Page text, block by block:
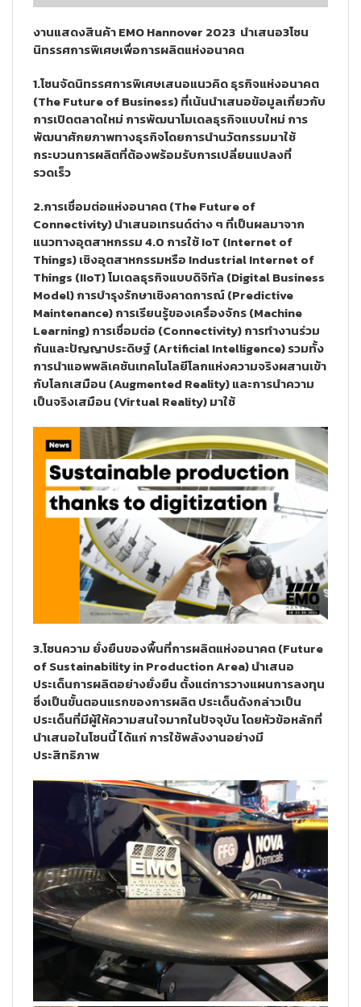
งานแสดงสินค้า EMO Hannover 2023 นำเสนอ3โซน
นิทรรศการพิเศษเพื่อการผลิตแห่งอนาคต
1.โซนจัดนิทรรศการพิเศษเสนอแนวคิด ธุรกิจแห่งอนาคต
(The Future of Business) ที่เน้นนำเสนอข้อมูลเกี่ยวกับ
การเปิดตลาดใหม่ การพัฒนาโมเดลธุรกิจแบบใหม่ การ
พัฒนาศักยภาพทางธุรกิจโดยการนำนวัตกรรมมาใช้
กระบวนการผลิตที่ต้องพร้อมรับการเปลี่ยนแปลงที่
รวดเร็ว
2.การเชื่อมต่อแห่งอนาคต (The Future of
Connectivity) นำเสนอเทรนด์ต่าง ๆ ที่เป็นผลมาจาก
แนวทางอุตสาหกรรม 4.0 การใช้ IoT (Internet of
Things) เชิงอุตสาหกรรมหรือ Industrial Internet of
Things (IIoT) โมเดลธุรกิจแบบดิจิทัล (Digital Business
Model) การบำรุงรักษาเชิงคาดการณ์ (Predictive
Maintenance) การเรียนรู้ของเครื่องจักร (Machine
Learning) การเชื่อมต่อ (Connectivity) การทำงานร่วม
กันและปัญญาประดิษฐ์ (Artificial Intelligence) รวมทั้ง
การนำแอพพลิเคชันเทคโนโลยีโลกแห่งความจริงผสานเข้า
กับโลกเสมือน (Augmented Reality) และการนำความ
เป็นจริงเสมือน (Virtual Reality) มาใช้
3.โซนความ ยั่งยืนของพื้นที่การผลิตแห่งอนาคต (Future
of Sustainability in Production Area) นำเสนอ
ประเด็นการผลิตอย่างยั่งยืน ตั้งแต่การวางแผนการลงทุน
ซึ่งเป็นขั้นตอนแรกของการผลิต ประเด็นดังกล่าวเป็น
ประเด็นที่มีผู้ให้ความสนใจมากในปัจจุบัน โดยหัวข้อหลักที่
นำเสนอในโซนนี้ ได้แก่ การใช้พลังงานอย่างมี
ประสิทธิภาพ